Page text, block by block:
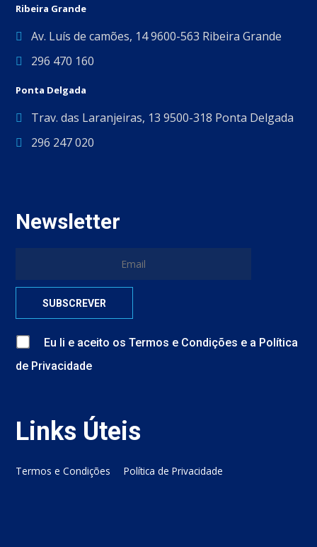
Ribeira Grande
Av. Luís de camões, 14 9600-563 Ribeira Grande
296 470 160
Ponta Delgada
Trav. das Laranjeiras, 13 9500-318 Ponta Delgada
296 247 020
Newsletter
Eu li e aceito osTermos e Condições e a Política
de Privacidade
Links Úteis
Termos e Condições Política de Privacidade